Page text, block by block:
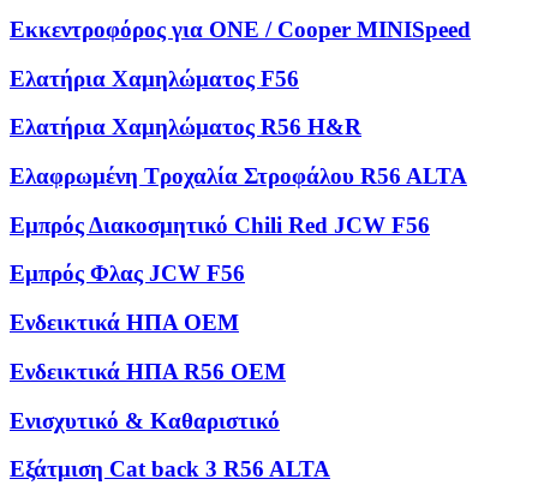
Εκκεντροφόρος για ONE / Cooper MINISpeed
Ελατήρια Χαμηλώματος F56
Ελατήρια Χαμηλώματος R56 H&R
Ελαφρωμένη Τροχαλία Στροφάλου R56 ALTA
Εμπρός Διακοσμητικό Chili Red JCW F56
Εμπρός Φλας JCW F56
Ενδεικτικά ΗΠΑ OEM
Ενδεικτικά ΗΠΑ R56 OEM
Ενισχυτικό & Καθαριστικό
Εξάτμιση Cat back 3 R56 ALTA